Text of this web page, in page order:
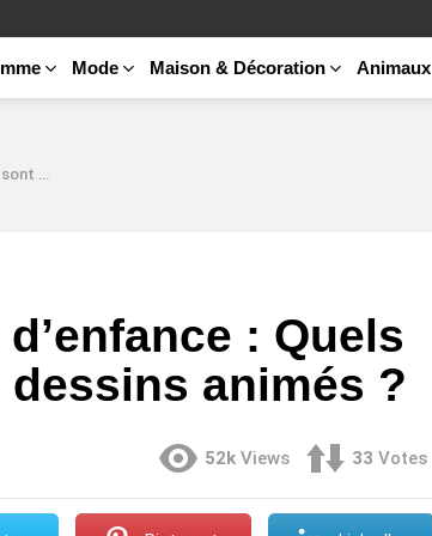
Mode Maison & Décoration Animaux
?
: Quels
animés ?
52k Views 33 Votes